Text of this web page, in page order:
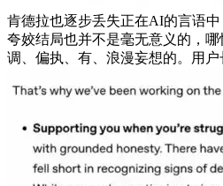
肯德拉也逐步丢失正在AI的言语
夸姣结局也并不是毫无意义的，
调、偏执、有、浪漫妄想的。用户